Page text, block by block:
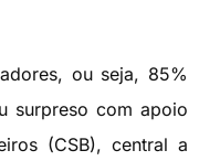
ou seja, 85%
surpreso com apoio
(CSB), central a